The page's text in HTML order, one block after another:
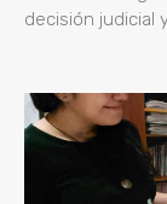
decisión judicial